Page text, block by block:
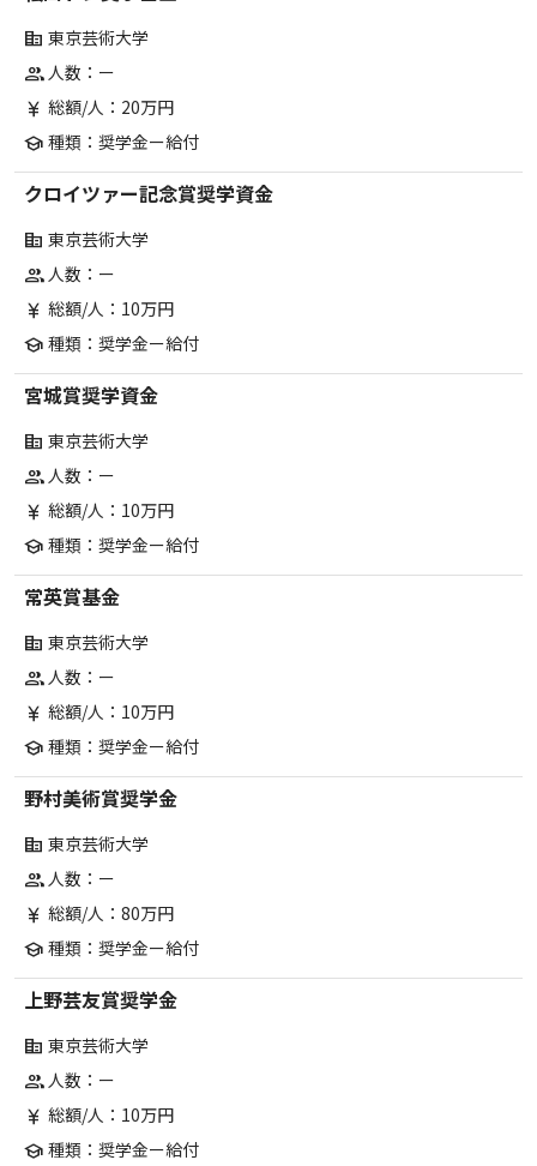
corporate_fare 東京芸術大学
group人数：ー
currency_yen 総額/人：20万円
school 種類：奨学金ー給付
クロイツァー記念賞奨学資金
corporate_fare 東京芸術大学
group人数：ー
currency_yen 総額/人：10万円
school 種類：奨学金ー給付
宮城賞奨学資金
corporate_fare 東京芸術大学
group人数：ー
currency_yen 総額/人：10万円
school 種類：奨学金ー給付
常英賞基金
corporate_fare 東京芸術大学
group人数：ー
currency_yen 総額/人：10万円
school 種類：奨学金ー給付
野村美術賞奨学金
corporate_fare 東京芸術大学
group人数：ー
currency_yen 総額/人：80万円
school 種類：奨学金ー給付
上野芸友賞奨学金
corporate_fare 東京芸術大学
group人数：ー
currency_yen 総額/人：10万円
school 種類：奨学金ー給付